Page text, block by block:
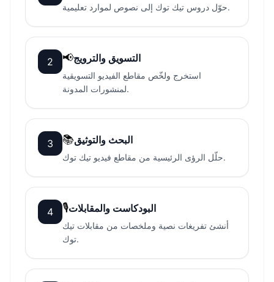
حوّل دروس تيك توك إلى نصوص لموارد تعليمية.
2 📢التسويق والترويج
استخرج ولخّص مقاطع الفيديو التسويقية
لمنشورات المدونة.
3 📚البحث والتوثيق
حلّل الرؤى الرئيسية من مقاطع فيديو تيك توك.
4 🎙البودكاست والمقابلات
أنشئ تفريغات نصية وملخصات من مقابلات تيك
توك.